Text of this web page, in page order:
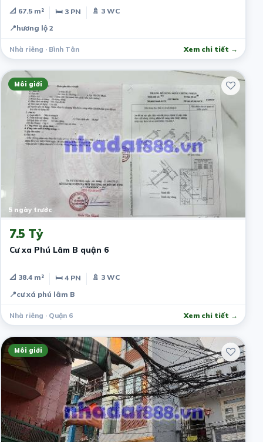
📐 67.5 m² 🛏 3 PN
🚿 3 WC
📍hương lộ 2
Nhà riêng · Bình Tân Xem chi tiết →
Môi giới
5 ngày trước
7.5 Tỷ
Cư xa Phú Lâm B quận 6
📐 38.4 m² 🛏 4 PN
🚿 3 WC
📍cư xá phú lâm B
Nhà riêng · Quận 6 Xem chi tiết →
Môi giới